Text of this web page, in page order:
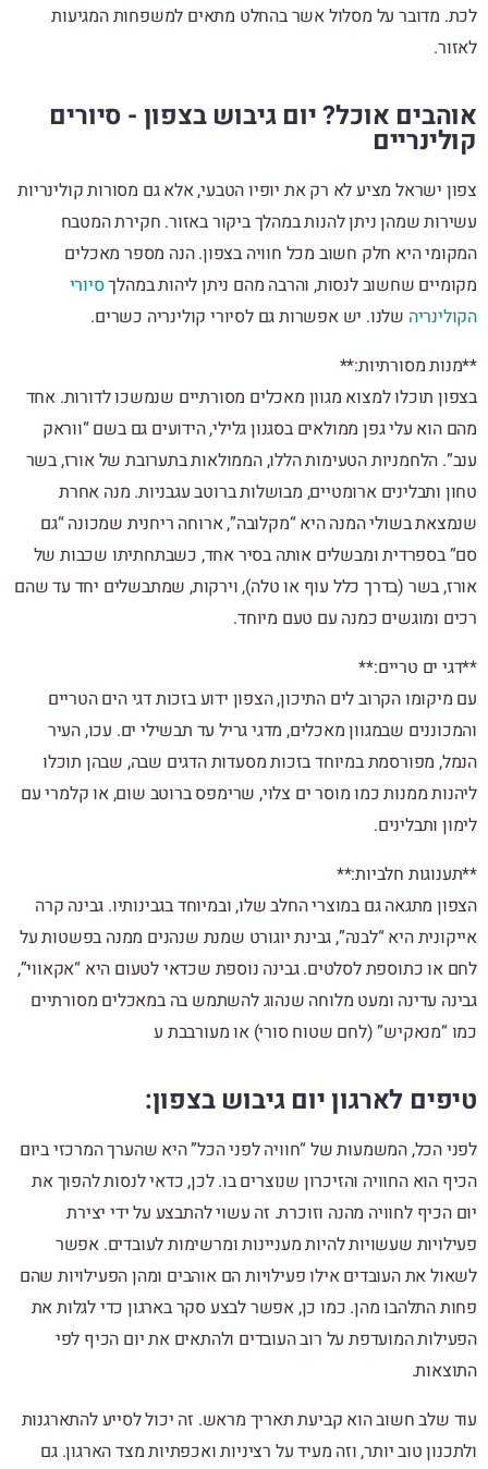
לכת. מדובר על מסלול אשר בהחלט מתאים למשפחות המגיעות
לאזור.
אוהבים אוכל? יום גיבוש בצפון - סיורים
קולינריים
צפון ישראל מציע לא רק את יופיו הטבעי, אלא גם מסורות קולינריות
עשירות שמהן ניתן להנות במהלך ביקור באזור. חקירת המטבח
המקומי היא חלק חשוב מכל חוויה בצפון. הנה מספר מאכלים
מקומיים שחשוב לנסות, והרבה מהם ניתן ליהות במהלךסיורי
הקולינריה שלנו. יש אפשרות גם לסיורי קולינריה כשרים.
**מנות מסורתיות:**
בצפון תוכלו למצוא מגוון מאכלים מסורתיים שנמשכו לדורות. אחד
מהם הוא עלי גפן ממולאים בסגנון גלילי, הידועים גם בשם “ווראק
ענב”. הלחמניות הטעימות הללו, הממולאות בתערובת של אורז, בשר
טחון ותבלינים ארומטיים, מבושלות ברוטב עגבניות. מנה אחרת
שנמצאת בשולי המנה היא “מקלובה”, ארוחה ריחנית שמכונה “גם
סם” בספרדית ומבשלים אותה בסיר אחד, כשבתחתיתו שכבות של
אורז, בשר (בדרך כלל עוף או טלה), וירקות, שמתבשלים יחד עד שהם
רכים ומוגשים כמנה עם טעם מיוחד.
**דגי ים טריים:**
עם מיקומו הקרוב לים התיכון, הצפון ידוע בזכות דגי הים הטריים
והמכוננים שבמגוון מאכלים, מדגי גריל עד תבשילי ים. עכו, העיר
הנמל, מפורסמת במיוחד בזכות מסעדות הדגים שבה, שבהן תוכלו
ליהנות ממנות כמו מוסר ים צלוי, שרימפס ברוטב שום, או קלמרי עם
לימון ותבלינים.
**תענוגות חלביות:**
הצפון מתגאה גם במוצרי החלב שלו, ובמיוחד בגבינותיו. גבינה קרה
אייקונית היא “לבנה”, גבינת יוגורט שמנת שנהנים ממנה בפשטות על
לחם או כתוספת לסלטים. גבינה נוספת שכדאי לטעום היא “אקאווי”,
גבינה עדינה ומעט מלוחה שנהוג להשתמש בה במאכלים מסורתיים
כמו “מנאקיש” (לחם שטוח סורי) או מעורבבת ע
טיפים לארגון יום גיבוש בצפון:
לפני הכל, המשמעות של “חוויה לפני הכל” היא שהערך המרכזי ביום
הכיף הוא החוויה והזיכרון שנוצרים בו. לכן, כדאי לנסות להפוך את
יום הכיף לחוויה מהנה וזוכרת. זה עשוי להתבצע על ידי יצירת
פעילויות שעשויות להיות מעניינות ומרשימות לעובדים. אפשר
לשאול את העובדים אילו פעילויות הם אוהבים ומהן הפעילויות שהם
פחות התלהבו מהן. כמו כן, אפשר לבצע סקר בארגון כדי לגלות את
הפעילות המועדפת על רוב העובדים ולהתאים את יום הכיף לפי
התוצאות.
עוד שלב חשוב הוא קביעת תאריך מראש. זה יכול לסייע להתארגנות
ולתכנון טוב יותר, וזה מעיד על רציניות ואכפתיות מצד הארגון. גם